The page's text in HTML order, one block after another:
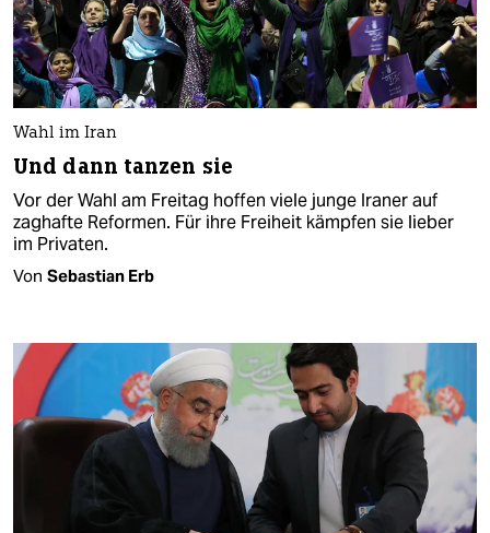
Wahl im Iran
Und dann tanzen sie
Vor der Wahl am Freitag hoffen viele junge Iraner auf
zaghafte Reformen. Für ihre Freiheit kämpfen sie lieber
im Privaten.
Von Sebastian Erb